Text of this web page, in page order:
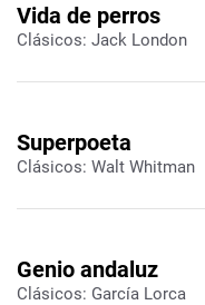
Vida de perros
Clásicos: Jack London
Superpoeta
Clásicos: Walt Whitman
Genio andaluz
Clásicos: García Lorca